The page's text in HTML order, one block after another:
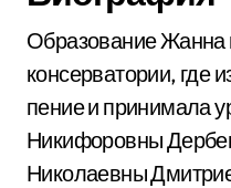
Образование Жанна
консерватории, где
пение и принимала
Никифоровны
Николаевны